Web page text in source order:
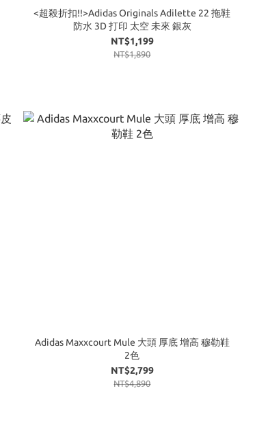
<超殺折扣!!>Adidas Originals Adilette 22 拖鞋
防水 3D 打印 太空 未來 銀灰
NT$1,199
NT$1,890
Adidas Maxxcourt Mule 大頭 厚底 增高 穆勒鞋
2色
NT$2,799
NT$4,890